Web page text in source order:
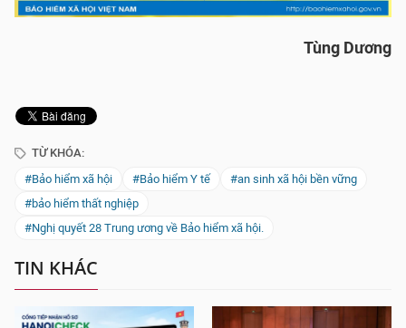
Tùng Dương
TỪ KHÓA:
#Bảo hiểm xã hội
#Bảo hiểm Y tế
#an sinh xã hội bền vững
#bảo hiểm thất nghiệp
#Nghị quyết 28 Trung ương về Bảo hiểm xã hội.
TIN KHÁC